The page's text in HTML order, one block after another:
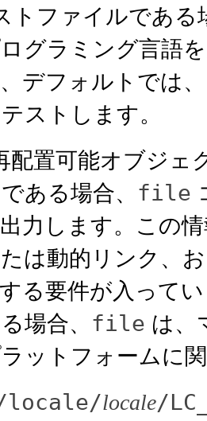
トファイルである
グラミング言語
デフォルトでは、
ストします。
配置可能オブジェ
ある場合、
file
力します。この
は動的リンク、
る要件が入って
場合、
file は、
ットフォームに
locale/